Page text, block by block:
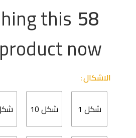
58
this
product now!
الاشكال
شكل 1 شكل 10 شكل